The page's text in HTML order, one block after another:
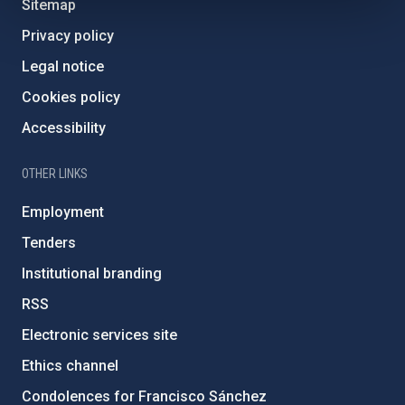
Sitemap
Privacy policy
Legal notice
Cookies policy
Accessibility
OTHER LINKS
Employment
Tenders
Institutional branding
RSS
Electronic services site
Ethics channel
Condolences for Francisco Sánchez